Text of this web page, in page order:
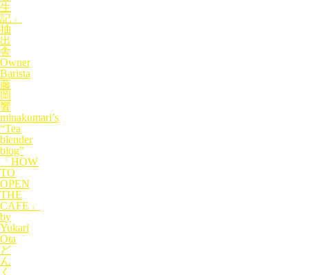
生
記」
抽
出
舎
Owner
Barista
藤
岡
響
minakumari’s
“Tea
blender
blog”
「HOW
TO
OPEN
THE
CAFE」
by
Yukari
Ota
ど
ん
く